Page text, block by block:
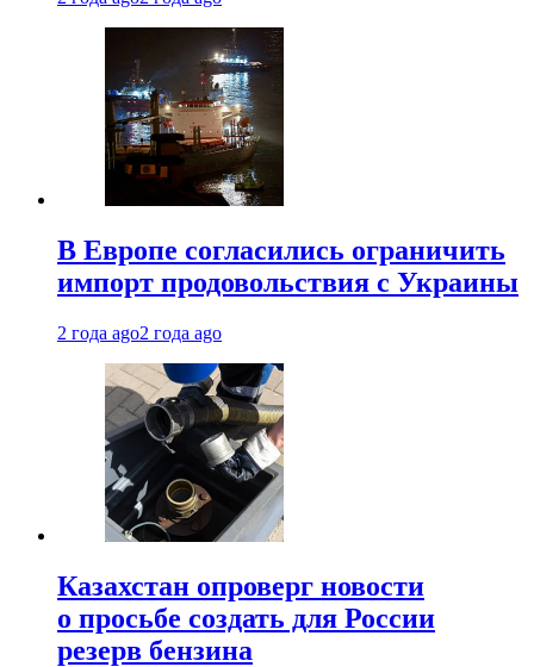
В Европе согласились ограничить
импорт продовольствия с Украины
2 года ago2 года ago
Казахстан опроверг новости
о просьбе создать для России
резерв бензина